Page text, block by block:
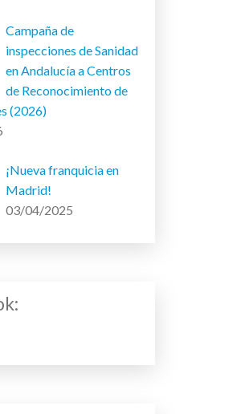
Campaña de
inspecciones de Sanidad
en Andalucía a Centros
de Reconocimiento de
(2026)
¡Nueva franquicia en
Madrid!
03/04/2025